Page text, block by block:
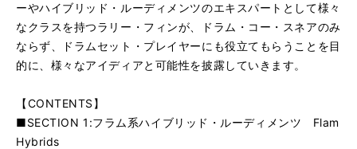
ーやハイブリッド・ルーディメンツのエキスパートとして様々
なクラスを持つラリー・フィンが、ドラム・コー・スネアのみ
ならず、ドラムセット・プレイヤーにも役立てもらうことを目
的に、様々なアイディアと可能性を披露していきます。
【CONTENTS】
■SECTION 1:フラム系ハイブリッド・ルーディメンツ Flam
Hybrids